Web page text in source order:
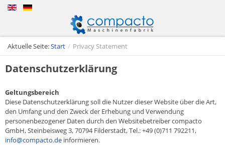
Aktuelle Seite:Start / Privacy Statement
Datenschutzerklärung
Geltungsbereich
Diese Datenschutzerklärung soll die Nutzer dieser Website über die Art,
den Umfang und den Zweck der Erhebung und Verwendung
personenbezogener Daten durch den Websitebetreiber compacto
GmbH, Steinbeisweg 3, 70794 Filderstadt, Tel.: +49 (0)711 792211,
info@compacto.de informieren.